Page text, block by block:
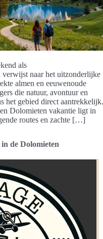
als
naar het uitzonderlijke
almen en eeuwenoude
die natuur, avontuur en
het gebied direct aantrekkelijk.
Dolomieten vakantie ligt in
routes en zachte […]
de Dolomieten